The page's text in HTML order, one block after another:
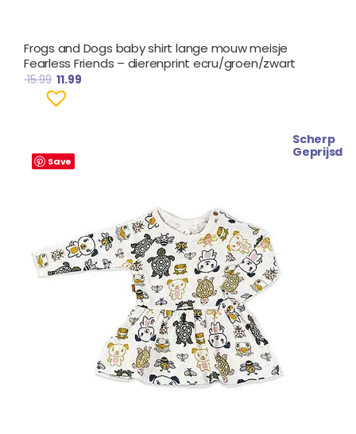
Frogs and Dogs baby shirt lange mouw meisje
Fearless Friends – dierenprint ecru/groen/zwart
15.99 11.99
Save
Scherp
Geprijsd
prijs